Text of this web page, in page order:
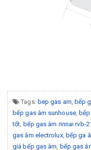
Tags: bep gas am ,bếp
bếp gas âm sunhouse,bếp
tốt bếp gas âm rinnai rvb-
gas âm electrolux, bếp ga
giá bếp gas âm bếp gas